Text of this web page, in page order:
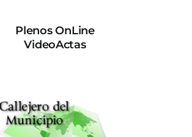
Plenos OnLine
VideoActas